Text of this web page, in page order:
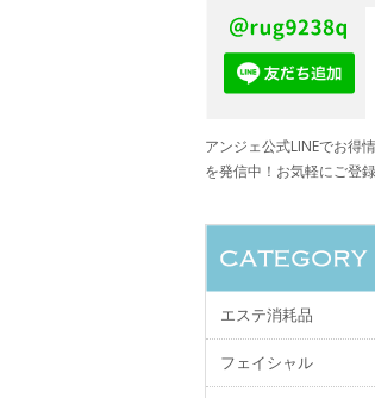
アンジェ公式LINEでお得
を発信中！お気軽にご登
エステ消耗品
フェイシャル